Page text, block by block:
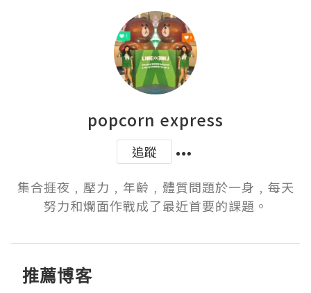
popcorn express
追蹤
集合捱夜﹐壓力﹐年齡﹐體質問題於一身﹐每天
努力和爛面作戰成了最近首要的課題。
推薦博客